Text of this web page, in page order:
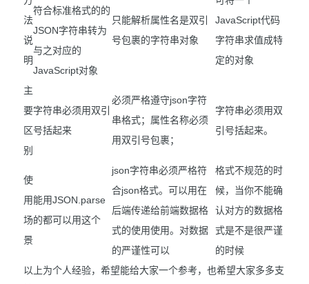
法
说
明
符合标准格式的的
JSON字符串转为
与之对应的
JavaScript对象
只能解析属性名是双引
号包裹的字符串对象
JavaScript代码
字符串求值成特
定的对象
主
要
区
别
字符串必须用双引
号括起来
必须严格遵守json字符
串格式；属性名称必须
用双引号包裹；
字符串必须用双
引号括起来。
使
用
场
景
能用JSON.parse
的都可以用这个
json字符串必须严格符
合json格式。可以用在
后端传递给前端数据格
式的使用使用。对数据
的严谨性可以
格式不规范的时
候，当你不能确
认对方的数据格
式是不是很严谨
的时候
以上为个人经验，希望能给大家一个参考，也希望大家多多支